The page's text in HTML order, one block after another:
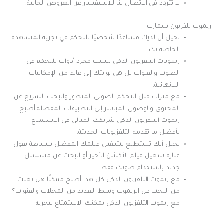
لا تتردد في الاتصال بنا للاستفسار عن العروض الحالية.
ريموت تلفزيون سمارت
تخيل أن لديك مساعدًا شخصيًا للتحكم في تجربة المشاهدة
الخاصة بك.
ريموتات التلفزيون الذكي ليست مجرد أدوات للتحكم في
الصوت والقنوات بل هي بوابتك إلى عالم من الإمكانيات
اللانهائية.
مع ميزات مثل التحكم الصوتي المتطور والبحث السريع عن
المحتوى والوصول المباشر إلى التطبيقات المفضلة أصبح
ريموت التلفزيون الذكي شريكك المثالي في الاستمتاع
بأفضل ما تقدمه التلفزيونات الحديثة.
تخيل أنك تستطيع تشغيل فيلمك المفضل ببساطة بقول
عبارة شغيل فيلم الأكشن الأخير أو البحث عن مسلسل
جديد باستخدام صوتك فقط.
مع ريموت التلفزيون الذكي كل هذا أصبح ممكنًا هل تعبت
من البحث عن الريموت وسط العديد من المحلات والقنوات؟
مع ريموت التلفزيون الذكي يمكنك الاستمتاع بتجربة